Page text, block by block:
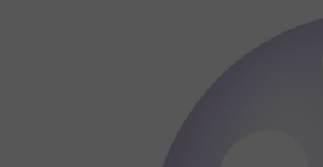
amendoim
chiclete